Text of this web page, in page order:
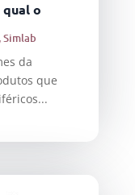
qual o
Simlab
da
que